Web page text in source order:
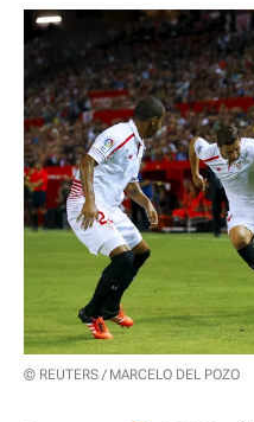
© REUTERS / MARCELO DEL POZO